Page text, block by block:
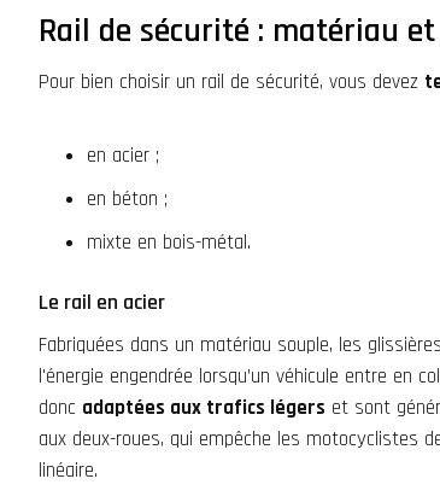
Rail de sécurité : matériau
Pour bien choisir un rail de sécurité, vous devez
en acier ;
en béton ;
mixte en bois-métal.
Le rail en acier
Fabriquées dans un matériau souple, les
l'énergie engendrée lorsqu’un véhicule entre en
donc adaptées aux trafics légers et sont
aux deux-roues, qui empêche les motocyclistes
linéaire.